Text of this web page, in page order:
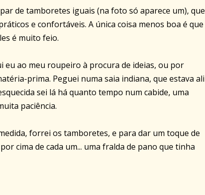
de tamboretes iguais (na foto só aparece um), que
e confortáveis. A única coisa menos boa é que
é muito feio.
eu ao meu roupeiro à procura de ideias, ou por
prima. Peguei numa saia indiana, que estava ali
sei lá há quanto tempo num cabide, uma
paciência.
forrei os tamboretes, e para dar um toque de
cima de cada um... uma fralda de pano que tinha